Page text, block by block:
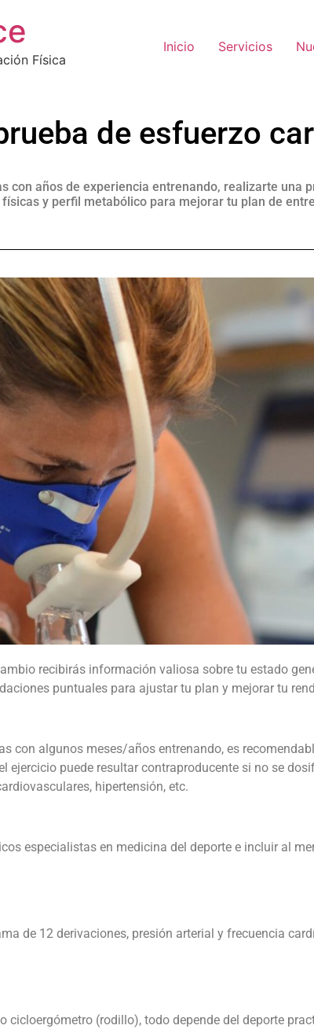
Física
Inicio Servicios
de esfuerzo
con años de experiencia entrenando, realizarte una
y perfil metabólico para mejorar tu plan de
recibirás información valiosa sobre tu estado
puntuales para ajustar tu plan y mejorar tu
con algunos meses/años entrenando, es
ejercicio puede resultar contraproducente si no se
hipertensión, etc.
especialistas en medicina del deporte e incluir al
de 12 derivaciones, presión arterial y frecuencia
cicloergómetro (rodillo), todo depende del deporte